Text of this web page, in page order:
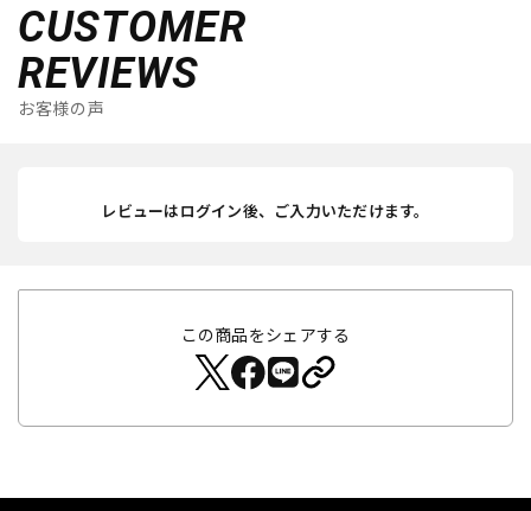
CUSTOMER
REVIEWS
お客様の声
レビューはログイン後、ご入力いただけます。
この商品をシェアする